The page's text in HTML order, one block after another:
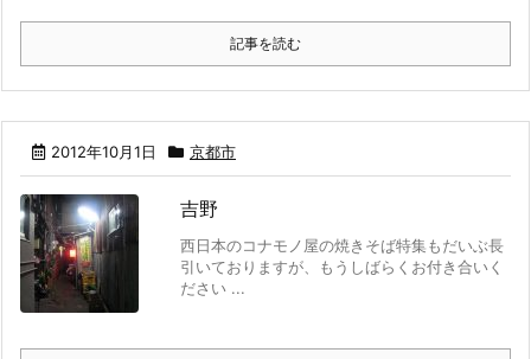
記事を読む
2012年10月1日 京都市
吉野
西日本のコナモノ屋の焼きそば特集もだいぶ長
引いておりますが、もうしばらくお付き合いく
ださい ...